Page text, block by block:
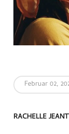
Februar 02,
RACHELLE